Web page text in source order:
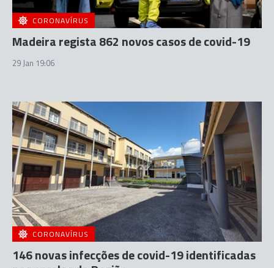
CORONAVÍRUS
Madeira regista 862 novos casos de covid-19
29 Jan 19:06
CORONAVÍRUS
146 novas infecções de covid-19 identificadas